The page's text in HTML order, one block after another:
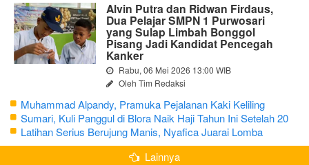
Alvin Putra dan Ridwan Firdaus,
Dua Pelajar SMPN 1 Purwosari
yang Sulap Limbah Bonggol
Pisang Jadi Kandidat Pencegah
Kanker
Rabu, 06 Mei 2026 13:00 WIB
Oleh Tim Redaksi
Muhammad Alpandy, Pramuka Pejalanan Kaki Keliling
Nusantara dengan Misi Literasi Budaya
Sumari, Kuli Panggul di Blora Naik Haji Tahun Ini Setelah 20
Tahun Sisihkan Uang Receh
Latihan Serius Berujung Manis, Nyafica Juarai Lomba
Bertutur tentang Nilai Hidup Orang Samin
Lainnya